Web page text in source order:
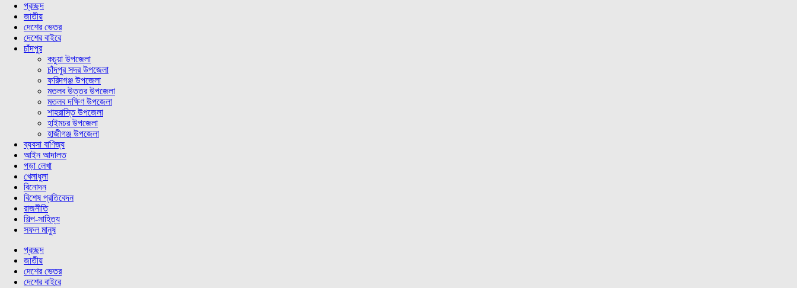
প্রচ্ছদ
জাতীয়
দেশের ভেতর
দেশের বাইরে
চাঁদপুর
কচুয়া উপজেলা
চাঁদপুর সদর উপজেলা
ফরিদগঞ্জ উপজেলা
মতলব উত্তর উপজেলা
মতলব দক্ষিণ উপজেলা
শাহরাস্তি উপজেলা
হাইমচর উপজেলা
হাজীগঞ্জ উপজেলা
ব্যবসা বাণিজ্য
আইন আদালত
পড়া লেখা
খেলাধুলা
বিনোদন
বিশেষ প্রতিবেদন
রাজনীতি
শিল্প-সাহিত্য
সফল মানুষ
প্রচ্ছদ
জাতীয়
দেশের ভেতর
দেশের বাইরে